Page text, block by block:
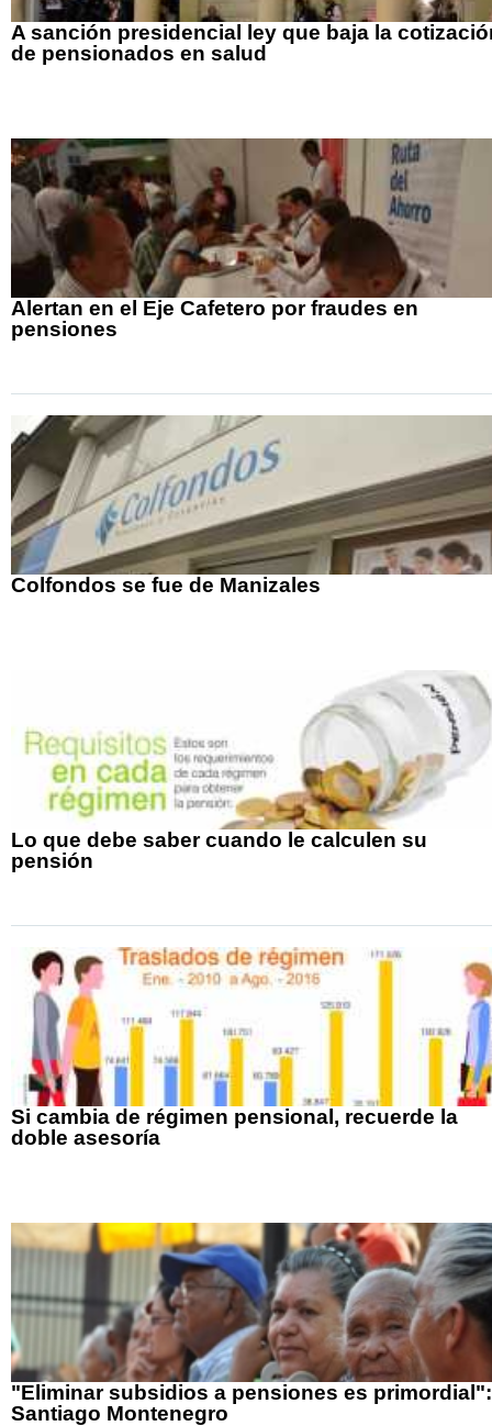
A sanción presidencial ley que baja la
de pensionados en salud
Alertan en el Eje Cafetero por fraudes en
pensiones
Colfondos se fue de Manizales
Lo que debe saber cuando le calculen su
pensión
Si cambia de régimen pensional, recuerde la
doble asesoría
"Eliminar subsidios a pensiones es primordial":
Santiago Montenegro